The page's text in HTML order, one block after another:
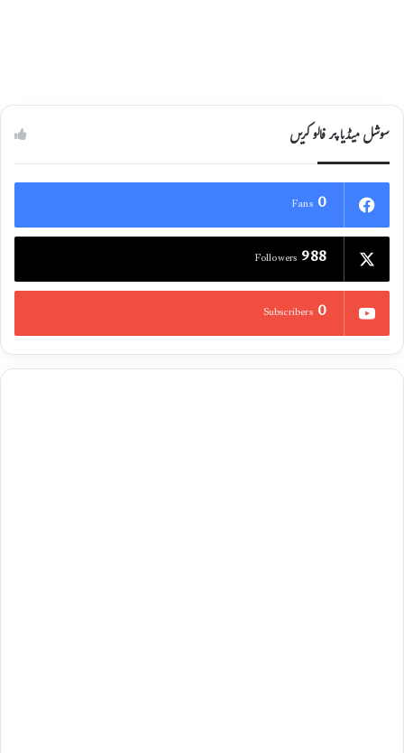
سوشل میڈیا پر فالو کریں
0
Fans
988
Followers
0
Subscribers